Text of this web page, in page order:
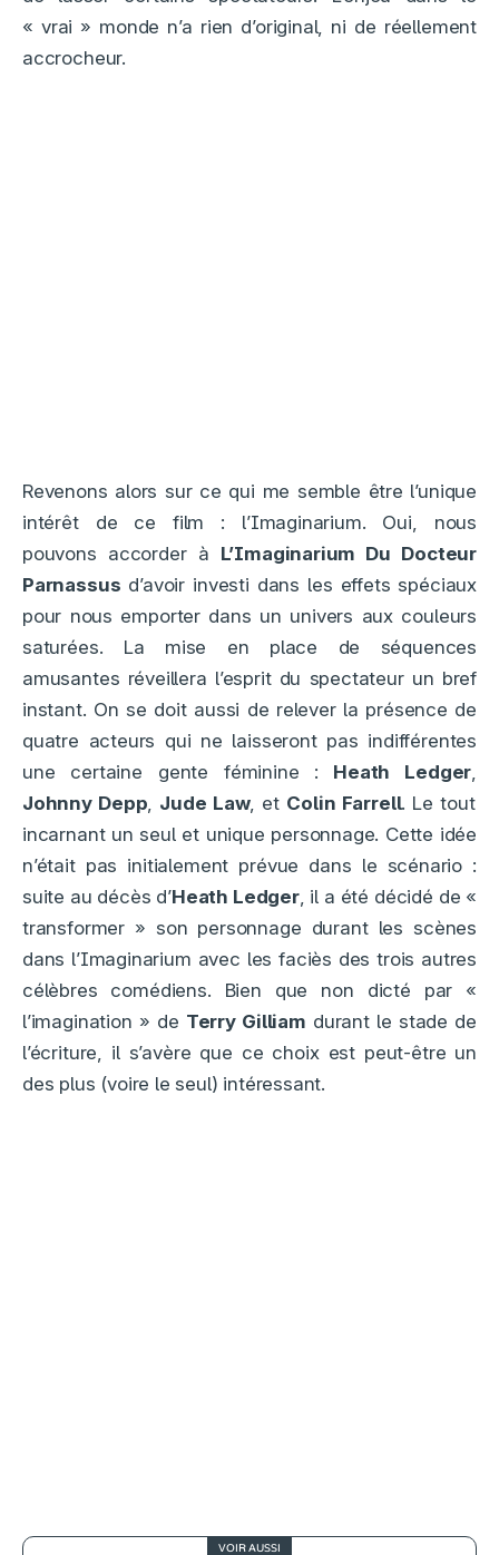
« vrai » monde n’a rien d’original, ni de réellement
accrocheur.
Revenons alors sur ce qui me semble être l’unique
intérêt de ce film : l’Imaginarium. Oui, nous
pouvons accorder à L’Imaginarium Du Docteur
Parnassus d’avoir investi dans les effets spéciaux
pour nous emporter dans un univers aux couleurs
saturées. La mise en place de séquences
amusantes réveillera l’esprit du spectateur un bref
instant. On se doit aussi de relever la présence de
quatre acteurs qui ne laisseront pas indifférentes
une certaine gente féminine : Heath Ledger,
Johnny Depp, Jude Law, et Colin Farrell. Le tout
incarnant un seul et unique personnage. Cette idée
n’était pas initialement prévue dans le scénario :
suite au décès d’Heath Ledger, il a été décidé de «
transformer » son personnage durant les scènes
dans l’Imaginarium avec les faciès des trois autres
célèbres comédiens. Bien que non dicté par «
l’imagination » de Terry Gilliam durant le stade de
l’écriture, il s’avère que ce choix est peut-être un
des plus (voire le seul) intéressant.
VOIR AUSSI